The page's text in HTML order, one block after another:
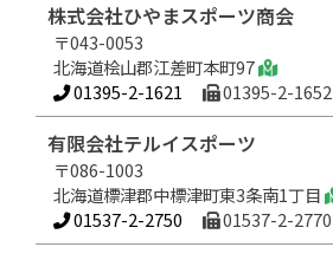
株式会社ひやまスポーツ商会
〒043-0053
北海道桧山郡江差町本町97
01395-2-1621
01395-2-1652
有限会社テルイスポーツ
〒086-1003
北海道標津郡中標津町東3条南1丁目
01537-2-2750
01537-2-2770